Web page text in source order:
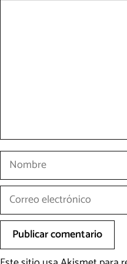
Nombre
Correo
electrónico